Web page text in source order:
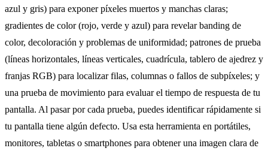
azul y gris) para exponer píxeles muertos y manchas claras;
gradientes de color (rojo, verde y azul) para revelar banding de
color, decoloración y problemas de uniformidad; patrones de prueba
(líneas horizontales, líneas verticales, cuadrícula, tablero de ajedrez y
franjas RGB) para localizar filas, columnas o fallos de subpíxeles; y
una prueba de movimiento para evaluar el tiempo de respuesta de tu
pantalla. Al pasar por cada prueba, puedes identificar rápidamente si
tu pantalla tiene algún defecto. Usa esta herramienta en portátiles,
monitores, tabletas o smartphones para obtener una imagen clara de